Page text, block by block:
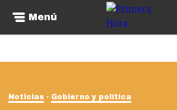
Menú
Noticias Gobierno y política